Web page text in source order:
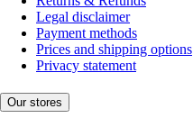
Legal disclaimer
Payment methods
Prices and shipping options
Privacy statement
Our stores